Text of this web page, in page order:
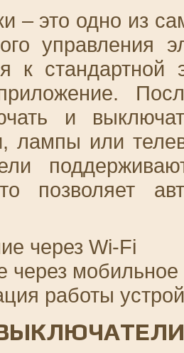
– это одно из
управления
к стандартной
и
лампы или
позволяет
через Wi-Fi
через
работы